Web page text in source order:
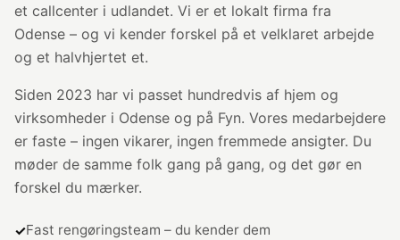
et callcenter i udlandet. Vi er et lokalt firma fra
Odense – og vi kender forskel på et velklaret arbejde
og et halvhjertet et.
Siden 2023 har vi passet hundredvis af hjem og
virksomheder i Odense og på Fyn. Vores medarbejdere
er faste – ingen vikarer, ingen fremmede ansigter. Du
møder de samme folk gang på gang, og det gør en
forskel du mærker.
Fast rengøringsteam – du kender dem